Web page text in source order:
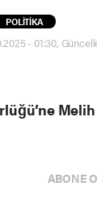
POLİTİKA
- 01:30,
ABONE